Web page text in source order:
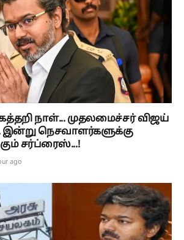
நாள்... முதலமைச்சர் விஜய்
இன்று நெசவாளர்களுக்கு
சர்ப்ரைஸ்...!
ago